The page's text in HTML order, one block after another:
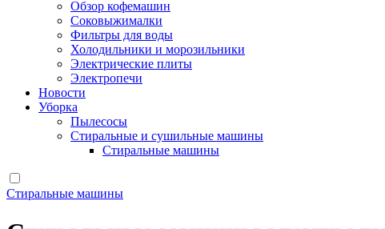
Обзор кофемашин
Соковыжималки
Фильтры для воды
Холодильники и морозильники
Электрические плиты
Электропечи
Новости
Уборка
Пылесосы
Стиральные и сушильные машины
Стиральные машины
Стиральные машины